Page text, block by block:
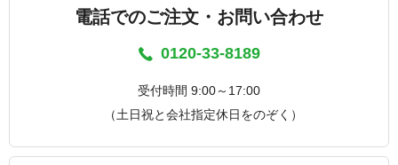
電話でのご注文・お問い合わせ
0120-33-8189
受付時間 9:00～17:00
（土日祝と会社指定休日をのぞく）